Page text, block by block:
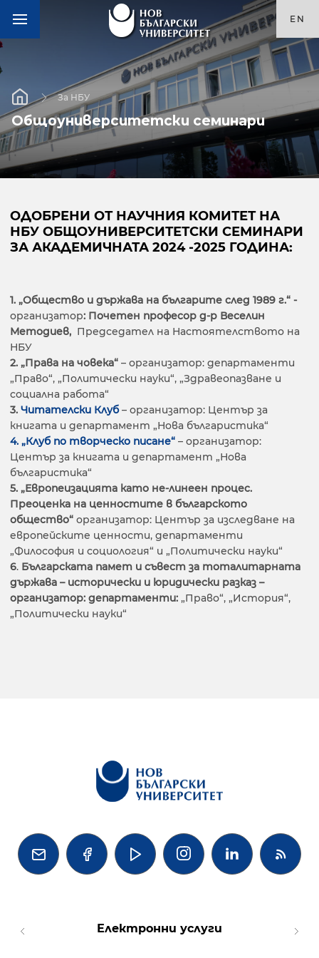
EN
За НБУ
Общоуниверситетски семинари
ОДОБРЕНИ ОТ НАУЧНИЯ КОМИТЕТ НА
НБУ ОБЩОУНИВЕРСИТЕТСКИ СЕМИНАРИ
ЗА АКАДЕМИЧНАТА 2024 -2025 ГОДИНА:
1. „Общество и държава на българите след 1989 г.“ -
организатор: Почетен професор д-р Веселин
Методиев, Председател на Настоятелството на
НБУ
2. „Права на човека“ – организатор: департаменти
„Право“, „Политически науки“, „Здравеопазване и
социална работа“
3. Читателски Клуб– организатор: Център за
книгата и департамент „Нова българистика“
4. „Клуб по творческо писане“ – организатор:
Център за книгата и департамент „Нова
българистика“
5. „Европеизацията като не-линеен процес.
Преоценка на ценностите в българското
общество“ организатор: Център за изследване на
европейските ценности, департаменти
„Философия и социология“ и „Политически науки“
6. Българската памет и съвест за тоталитарната
държава – исторически и юридически разказ –
организатор: департаменти: „Право“, „История“,
„Политически науки“
   
Електронни услуги